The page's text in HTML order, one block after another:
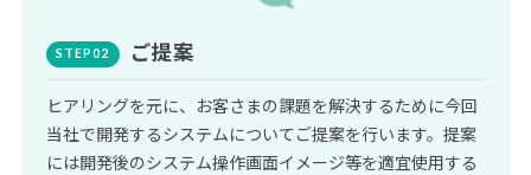
ご提案
ヒアリングを元に、お客さまの課題を解決するために今回
当社で開発するシステムについてご提案を行います。提案
には開発後のシステム操作画面イメージ等を適宜使用する